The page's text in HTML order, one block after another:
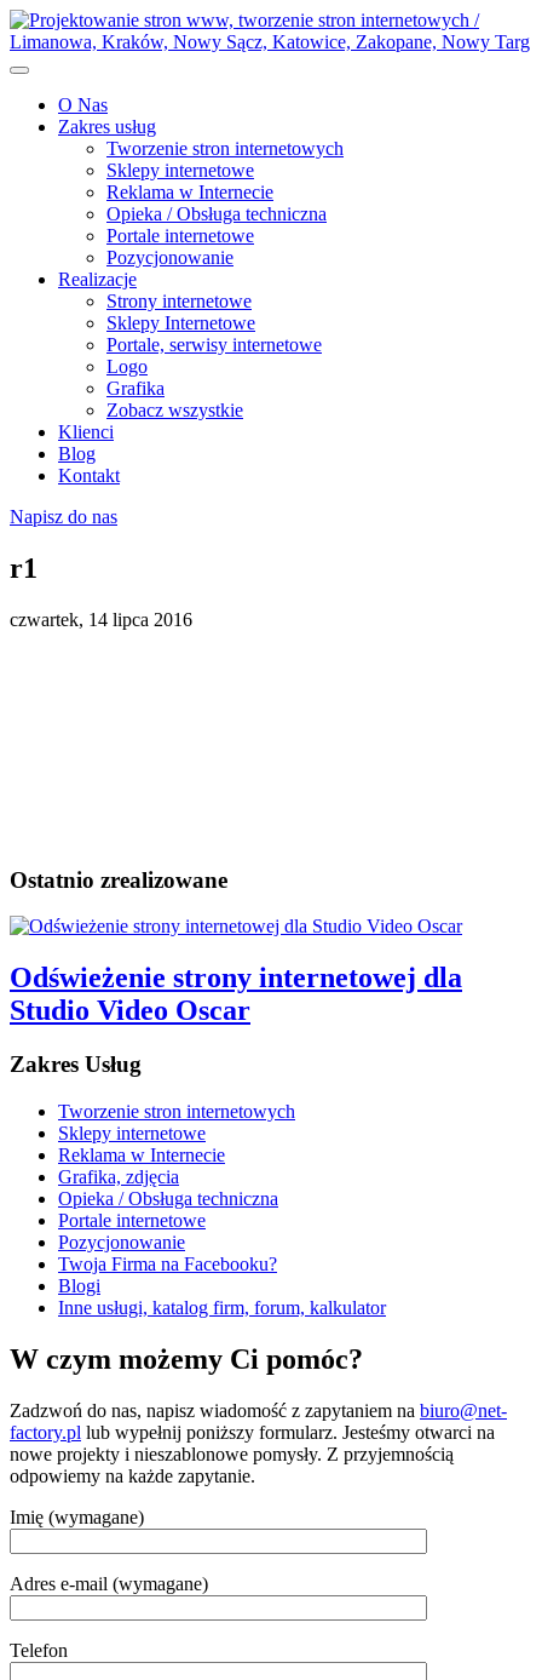
O Nas
Zakres usług
Tworzenie stron internetowych
Sklepy internetowe
Reklama w Internecie
Opieka / Obsługa techniczna
Portale internetowe
Pozycjonowanie
Realizacje
Strony internetowe
Sklepy Internetowe
Portale, serwisy internetowe
Logo
Grafika
Zobacz wszystkie
Klienci
Blog
Kontakt
Napisz do nas
r1
czwartek, 14 lipca 2016
Ostatnio zrealizowane
Odświeżenie strony internetowej dla
Studio Video Oscar
Zakres Usług
Tworzenie stron internetowych
Sklepy internetowe
Reklama w Internecie
Grafika, zdjęcia
Opieka / Obsługa techniczna
Portale internetowe
Pozycjonowanie
Twoja Firma na Facebooku?
Blogi
Inne usługi, katalog firm, forum, kalkulator
W czym możemy Ci pomóc?
Zadzwoń do nas, napisz wiadomość z zapytaniem na biuro@net-
factory.pl lub wypełnij poniższy formularz. Jesteśmy otwarci na
nowe projekty i nieszablonowe pomysły. Z przyjemnością
odpowiemy na każde zapytanie.
Imię (wymagane)
Adres e-mail (wymagane)
Telefon